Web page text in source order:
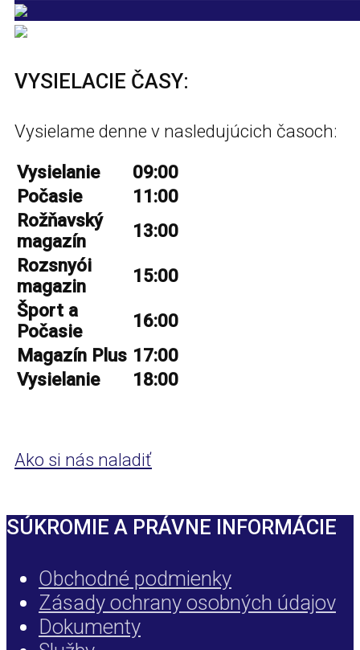
VYSIELACIE ČASY:
Vysielame denne v nasledujúcich časoch:
Vysielanie
09:00
Počasie
11:00
Rožňavský
magazín
13:00
Rozsnyói
magazin
15:00
Šport a
Počasie
16:00
Magazín Plus 17:00
Vysielanie
18:00
Ako si nás naladiť
SÚKROMIE A PRÁVNE INFORMÁCIE
Obchodné podmienky
Zásady ochrany osobných údajov
Dokumenty